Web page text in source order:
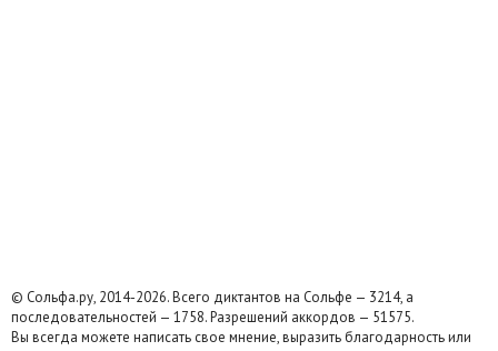
© Сольфа.ру, 2014-2026. Всего диктантов на Сольфе — 3214, а
последовательностей — 1758. Разрешений аккордов — 51575.
Вы всегда можете написать свое мнение, выразить благодарность или